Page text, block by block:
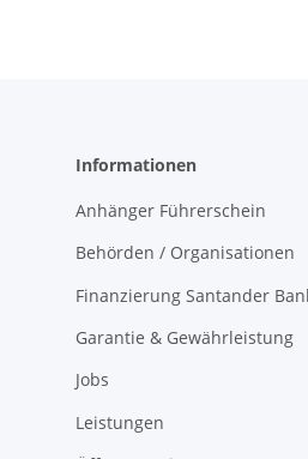
Informationen
Anhänger Führerschein
Behörden / Organisationen
Finanzierung Santander
Garantie & Gewährleistung
Jobs
Leistungen